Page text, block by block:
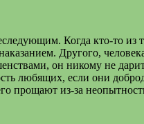
Когда кто-то
Другого,
он никому не
любящих, если они
прощают из-за